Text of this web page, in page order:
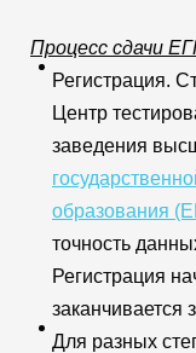
Процесс сдачи
Регистрация.
Центр
заведения
образования
точность
Регистрация
заканчивается
Для разных